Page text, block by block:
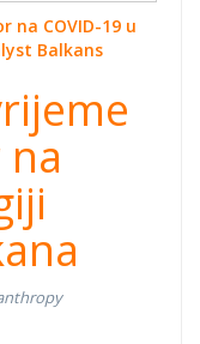
na COVID-19 u
Balkans